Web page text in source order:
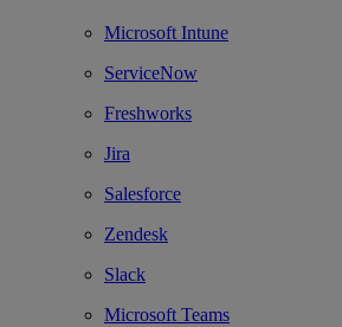
Microsoft Intune
ServiceNow
Freshworks
Jira
Salesforce
Zendesk
Slack
Microsoft Teams